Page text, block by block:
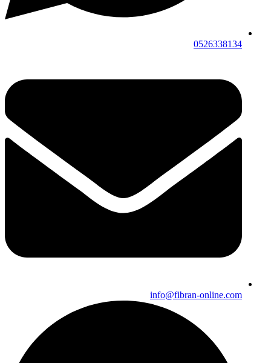
0526338134
info@fibran-online.com